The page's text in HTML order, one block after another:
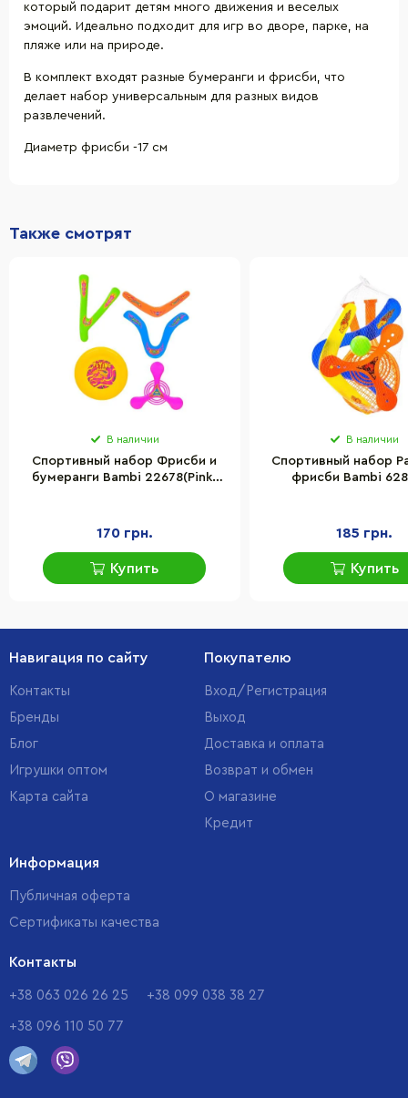
который подарит детям много движения и веселых
эмоций. Идеально подходит для игр во дворе, парке, на
пляже или на природе.
В комплект входят разные бумеранги и фрисби, что
делает набор универсальным для разных видов
развлечений.
Диаметр фрисби -17 см
Также смотрят
В наличии
Спортивный набор Фрисби и
бумеранги Bambi 22678(Pink)
170 грн.
Купить
В наличии
Спортивный набор
фрисби Bambi
185 грн.
Купить
Навигация по сайту
Контакты
Бренды
Блог
Игрушки оптом
Карта сайта
Покупателю
Вход/Регистрация
Выход
Доставка и оплата
Возврат и обмен
О магазине
Кредит
Информация
Публичная оферта
Сертификаты качества
Контакты
+38 063 026 26 25 +38 099 038 38 27
+38 096 110 50 77